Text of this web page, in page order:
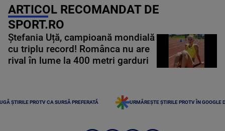
ARTICOL RECOMANDAT DE
SPORT.RO
Ștefania Uță, campioană mondială
cu triplu record! Românca nu are
rival în lume la 400 metri garduri
ȘTIRILE PROTV CA SURSĂ PREFERATĂ URMĂREȘTE ȘTIRILE PROTV ÎN GOOGLE